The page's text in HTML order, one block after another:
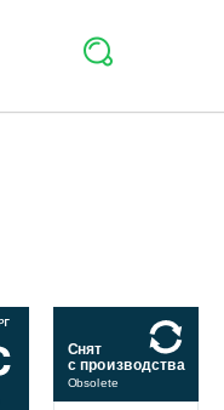
Obsolete
Снят
с производства